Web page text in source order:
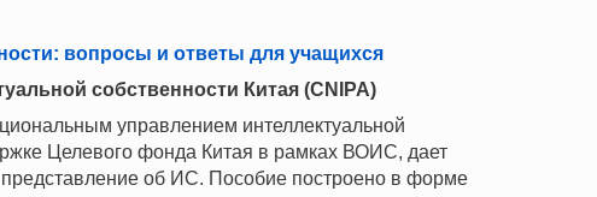
вопросы и ответы для учащихся
собственности Китая (CNIPA)
управлением интеллектуальной
Целевого фонда Китая в рамках ВОИС, дает
об ИС. Пособие построено в форме